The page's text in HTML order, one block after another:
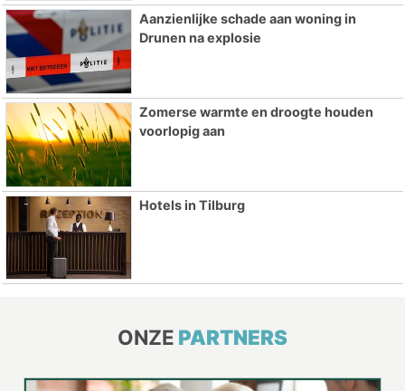
Aanzienlijke schade aan woning in
Drunen na explosie
Zomerse warmte en droogte houden
voorlopig aan
Hotels in Tilburg
ONZE PARTNERS